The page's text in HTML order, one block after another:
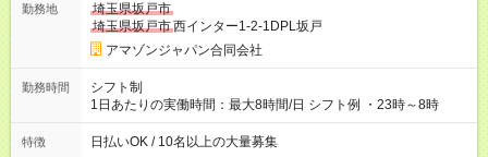
☆Amazon直雇用で安定して働けます！ 【試用期間】試用期間あ
り 試用期間の長さ：1週間 雇用形態、給与は本採用時と同じで
す。
勤務地
埼玉県坂戸市
埼玉県坂戸市西インター1-2-1DPL坂戸
アマゾンジャパン合同会社
勤務時間
シフト制
1日あたりの実働時間：最大8時間/日 シフト例 ・23時～8時
特徴 日払いOK / 10名以上の大量募集